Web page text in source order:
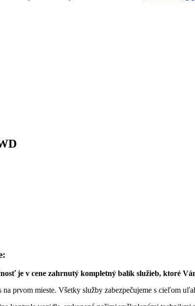
je v cene zahrnutý kompletný balík služieb, ktoré
na prvom mieste. Všetky služby zabezpečujeme s cieľom